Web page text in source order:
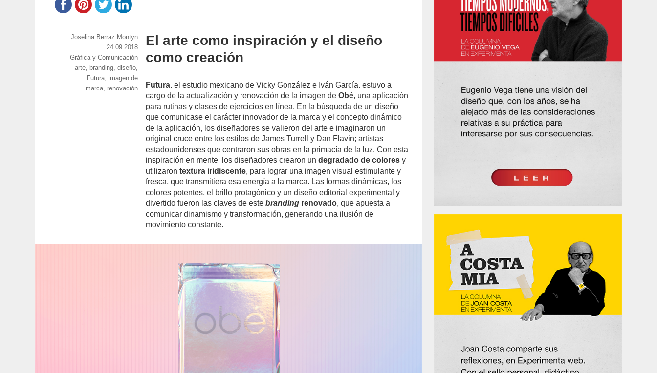
El arte como inspiración y el diseño
como creación
Futura, el estudio mexicano de Vicky González e Iván García, estuvo a
cargo de la actualización y renovación de la imagen deObé, una aplicación
para rutinas y clases de ejercicios en línea. En la búsqueda de un diseño
que comunicase el carácter innovador de la marca y el concepto dinámico
de la aplicación, los diseñadores se valieron del arte e imaginaron un
original cruce entre los estilos de James Turrell y Dan Flavin; artistas
estadounidenses que centraron sus obras en la primacía de la luz. Con esta
inspiración en mente, los diseñadores crearon undegradado de colores y
utilizarontextura iridiscente, para lograr una imagen visual estimulante y
fresca, que transmitiera esa energía a la marca. Las formas dinámicas, los
colores potentes, el brillo protagónico y un diseño editorial experimental y
divertido fueron las claves de estebranding renovado, que apuesta a
comunicar dinamismo y transformación, generando una ilusión de
movimiento constante.
https://www.experimenta.es/author/joselina-
montyn/
Joselina Berraz Montyn
Publicado
el
24.09.2018
Categorías
Gráfica y Comunicación
Etiquetas
arte, branding,diseño,
Futura, imagen de
marca, renovación